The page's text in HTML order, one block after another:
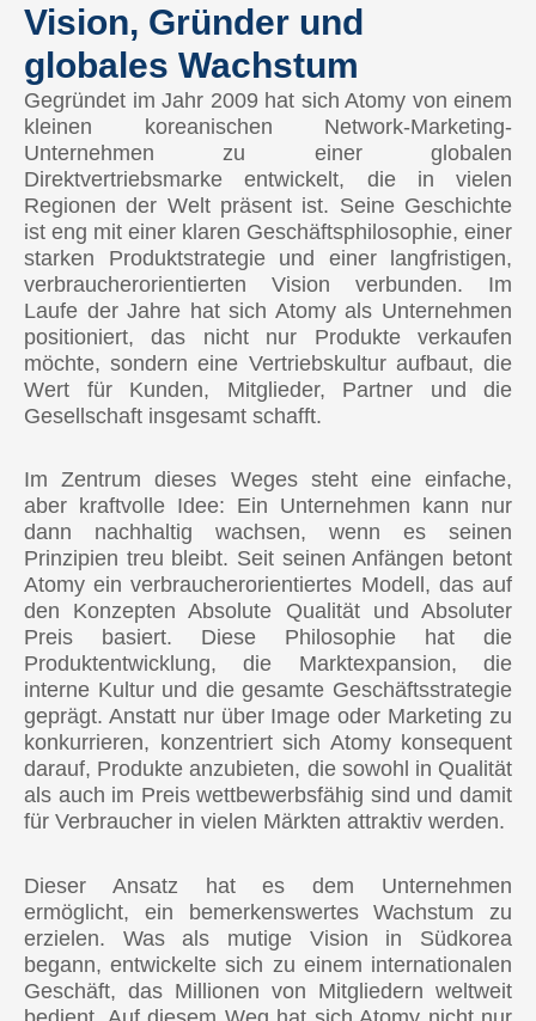
Vision, Gründer und
globales Wachstum
Gegründet im Jahr 2009 hat sich Atomy von einem
kleinen koreanischen Network-Marketing-
Unternehmen zu einer globalen
Direktvertriebsmarke entwickelt, die in vielen
Regionen der Welt präsent ist. Seine Geschichte
ist eng mit einer klaren Geschäftsphilosophie, einer
starken Produktstrategie und einer langfristigen,
verbraucherorientierten Vision verbunden. Im
Laufe der Jahre hat sich Atomy als Unternehmen
positioniert, das nicht nur Produkte verkaufen
möchte, sondern eine Vertriebskultur aufbaut, die
Wert für Kunden, Mitglieder, Partner und die
Gesellschaft insgesamt schafft.
Im Zentrum dieses Weges steht eine einfache,
aber kraftvolle Idee: Ein Unternehmen kann nur
dann nachhaltig wachsen, wenn es seinen
Prinzipien treu bleibt. Seit seinen Anfängen betont
Atomy ein verbraucherorientiertes Modell, das auf
den Konzepten Absolute Qualität und Absoluter
Preis basiert. Diese Philosophie hat die
Produktentwicklung, die Marktexpansion, die
interne Kultur und die gesamte Geschäftsstrategie
geprägt. Anstatt nur über Image oder Marketing zu
konkurrieren, konzentriert sich Atomy konsequent
darauf, Produkte anzubieten, die sowohl in Qualität
als auch im Preis wettbewerbsfähig sind und damit
für Verbraucher in vielen Märkten attraktiv werden.
Dieser Ansatz hat es dem Unternehmen
ermöglicht, ein bemerkenswertes Wachstum zu
erzielen. Was als mutige Vision in Südkorea
begann, entwickelte sich zu einem internationalen
Geschäft, das Millionen von Mitgliedern weltweit